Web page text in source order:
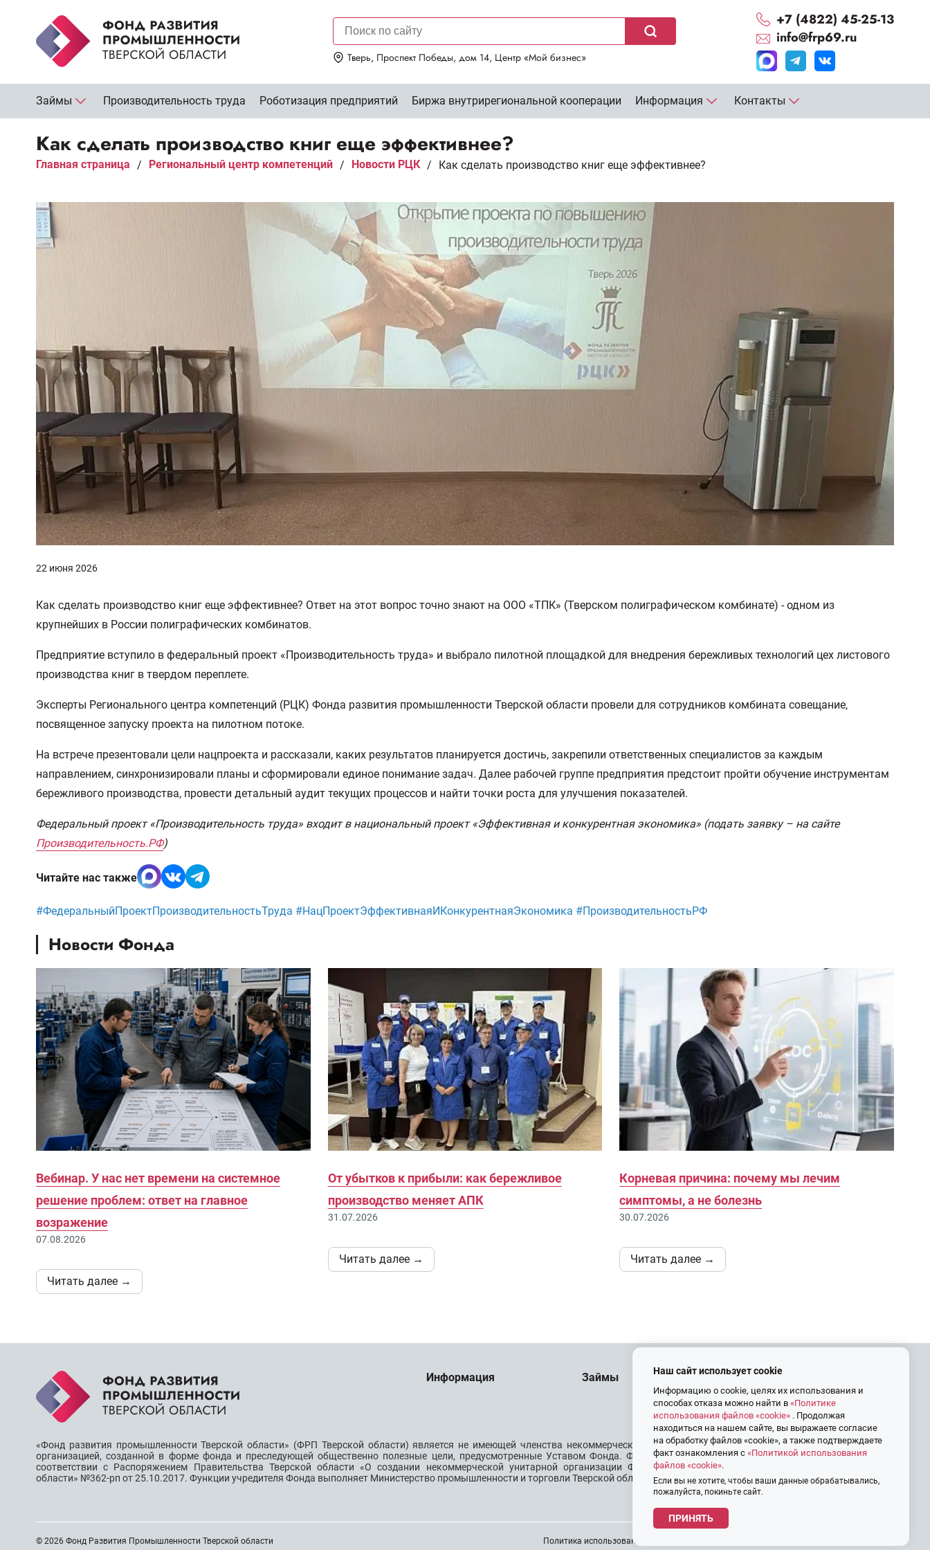
Тверь, Проспект Победы, дом 14, Центр «Мой бизнес»
+7 (4822) 45-25-13
info@frp69.ru
Займы Производительность труда Роботизация предприятий Биржа внутрирегиональной кооперации Информация Контакты
Как сделать производство книг еще эффективнее?
Главная страница / Региональный центр компетенций / Новости РЦК / Как сделать производство книг еще эффективнее?
22 июня 2026
Как сделать производство книг еще эффективнее? Ответ на этот вопрос точно знают на ООО «ТПК» (Тверском полиграфическом комбинате) - одном из
крупнейших в России полиграфических комбинатов.
Предприятие вступило в федеральный проект «Производительность труда» и выбрало пилотной площадкой для внедрения бережливых технологий цех листового
производства книг в твердом переплете.
Эксперты Регионального центра компетенций (РЦК) Фонда развития промышленности Тверской области провели для сотрудников комбината совещание,
посвященное запуску проекта на пилотном потоке.
На встрече презентовали цели нацпроекта и рассказали, каких результатов планируется достичь, закрепили ответственных специалистов за каждым
направлением, синхронизировали планы и сформировали единое понимание задач. Далее рабочей группе предприятия предстоит пройти обучение инструментам
бережливого производства, провести детальный аудит текущих процессов и найти точки роста для улучшения показателей.
Федеральный проект «Производительность труда» входит в национальный проект «Эффективная и конкурентная экономика» (подать заявку – на сайте
Производительность.РФ)
Читайте нас также
#ФедеральныйПроектПроизводительностьТруда #НацПроектЭффективнаяИКонкурентнаяЭкономика #ПроизводительностьРФ
Новости Фонда
Вебинар. У нас нет времени на системное
решение проблем: ответ на главное
возражение
07.08.2026
Читать далее →
От убытков к прибыли: как бережливое
производство меняет АПК
31.07.2026
Читать далее →
Корневая причина: почему мы лечим
симптомы, а не болезнь
30.07.2026
Читать далее →
«Фонд развития промышленности Тверской области» (ФРП Тверской области) является не имеющей членства некоммерческой унитарной
организацией, созданной в форме фонда и преследующей общественно полезные цели, предусмотренные Уставом Фонда. Фонд создан в
соответствии с Распоряжением Правительства Тверской области «О создании некоммерческой унитарной организации ФРП Тверской
области» №362-рп от 25.10.2017. Функции учредителя Фонда выполняет Министерство промышленности и торговли Тверской области.
Информация Займы Контакты
+7 (4822) 45-25-13
info@frp69.ru
Тверь, Проспект Победы, дом 14,
Центр «Мой бизнес»
© 2026 Фонд Развития Промышленности Тверской области Политика использования файлов «cookie»
Наш сайт использует cookie
Информацию о cookie, целях их использования и
способах отказа можно найти в «Политике
использования файлов «cookie» . Продолжая
находиться на нашем сайте, вы выражаете согласие
на обработку файлов «cookie», а также подтверждаете
факт ознакомления с «Политикой использования
файлов «cookie».
Если вы не хотите, чтобы ваши данные обрабатывались,
пожалуйста, покиньте сайт.
ПРИНЯТЬ